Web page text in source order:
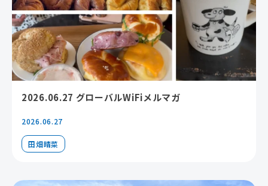
田畑晴菜
2026.06.27 グローバルWiFiメルマガ
2026.06.27